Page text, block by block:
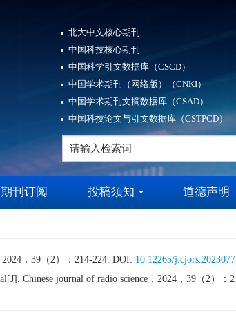
北大中文核心期刊
中国科技核心期刊
中国科学引文数据库（CSCD）
中国学术期刊（网络版）（CNKI）
中国学术期刊文摘数据库（CSAD）
中国科技论文与引文数据库（CSTPCD）
期刊订阅 投稿须知 道德声明
，39（2）：214-224. DOI: 10.12265/j.cjors.2023077
Chinese journal of radio science，2024，39（2）：